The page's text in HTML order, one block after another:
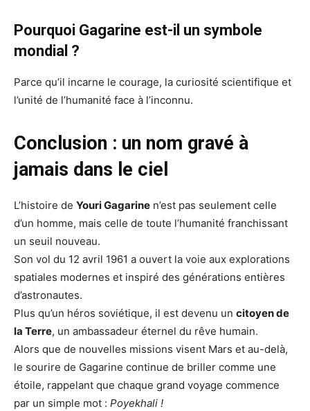
Pourquoi Gagarine est-il un symbole
mondial ?
Parce qu’il incarne le courage, la curiosité scientifique et
l’unité de l’humanité face à l’inconnu.
Conclusion : un nom gravé à
jamais dans le ciel
L’histoire de Youri Gagarine n’est pas seulement celle
d’un homme, mais celle de toute l’humanité franchissant
un seuil nouveau.
Son vol du 12 avril 1961 a ouvert la voie aux explorations
spatiales modernes et inspiré des générations entières
d’astronautes.
Plus qu’un héros soviétique, il est devenu un citoyen de
la Terre, un ambassadeur éternel du rêve humain.
Alors que de nouvelles missions visent Mars et au-delà,
le sourire de Gagarine continue de briller comme une
étoile, rappelant que chaque grand voyage commence
par un simple mot : Poyekhali !